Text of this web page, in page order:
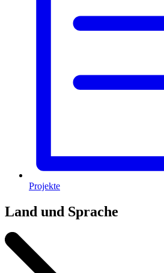
Projekte
Land und Sprache